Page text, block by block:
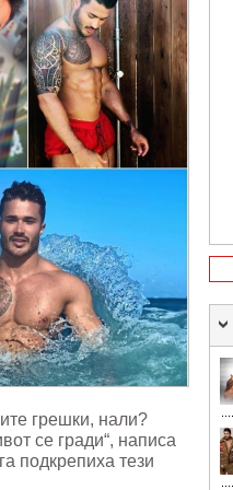
грешки, нали?
се гради“, написа
подкрепиха тези